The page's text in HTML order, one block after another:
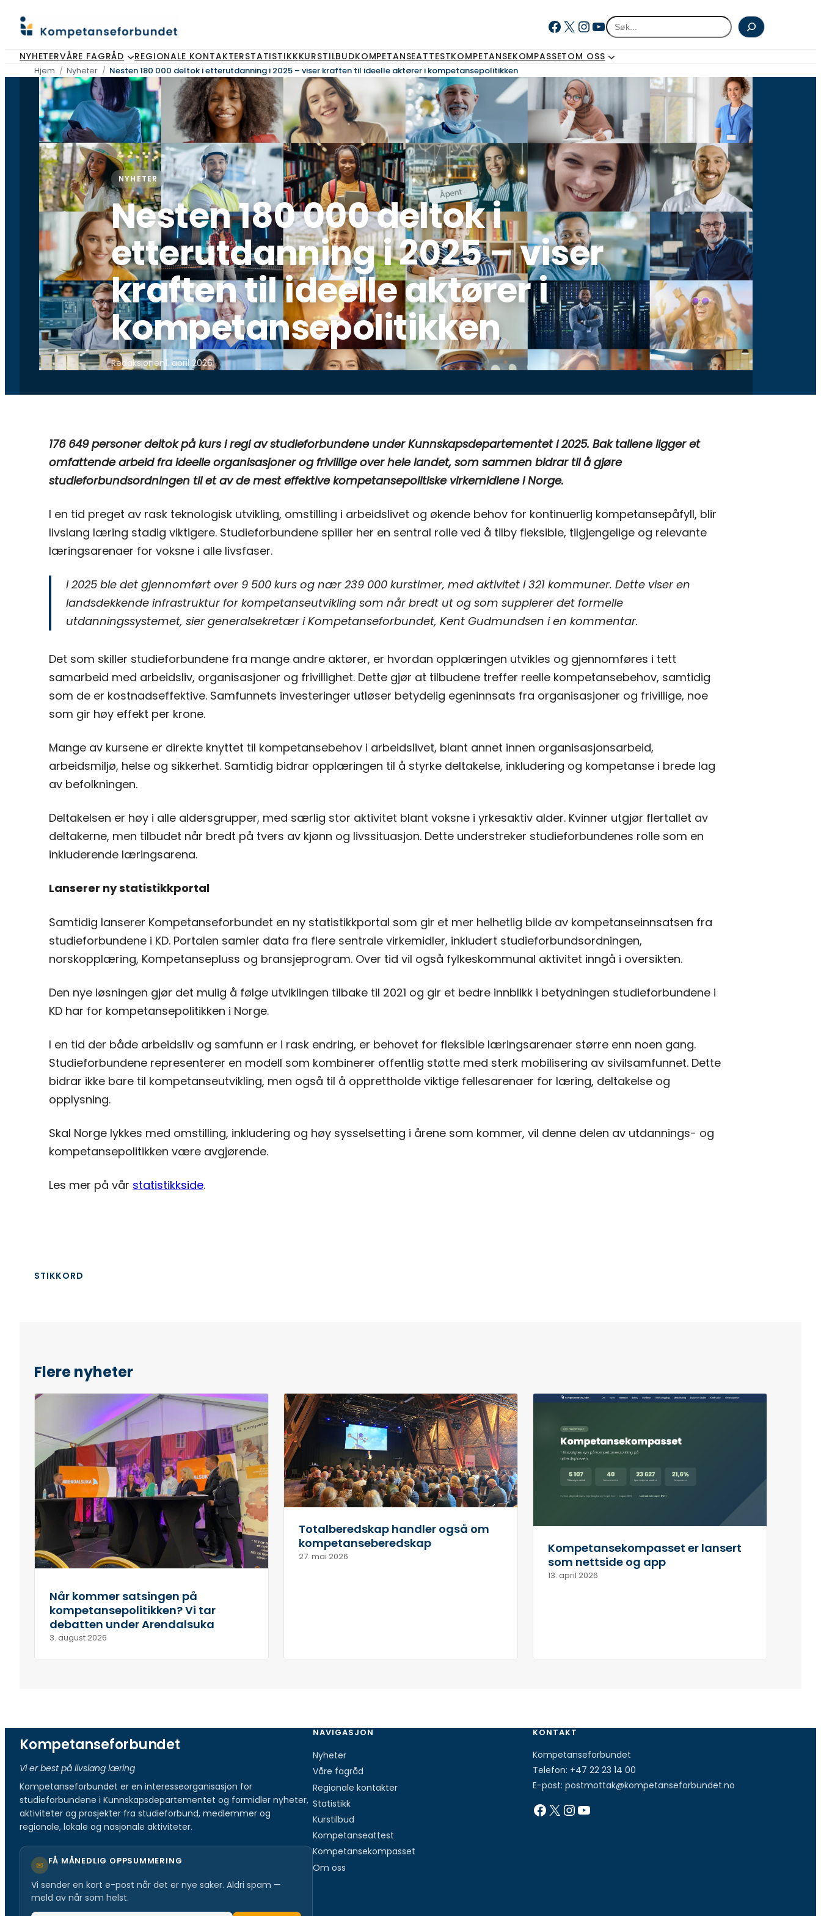
Hopp
innhold
Facebook
X Instagram
YouTube
Søk
NYHETERVÅRE FAGRÅD REGIONALE KONTAKTERSTATISTIKKKURSTILBUDKOMPETANSEATTESTKOMPETANSEKOMPASSETOM OSS
Hjem Nyheter Nesten 180 000 deltok i etterutdanning i 2025 – viser kraften til ideelle aktører i kompetansepolitikken
NYHETER
Nesten 180 000 deltok i
etterutdanning i 2025 – viser
kraften til ideelle aktører i
kompetansepolitikken
Redaksjonen1. april 2026
176 649 personer deltok på kurs i regi av studieforbundene under Kunnskapsdepartementet i 2025. Bak tallene ligger et
omfattende arbeid fra ideelle organisasjoner og frivillige over hele landet, som sammen bidrar til å gjøre
studieforbundsordningen til et av de mest effektive kompetansepolitiske virkemidlene i Norge.
I en tid preget av rask teknologisk utvikling, omstilling i arbeidslivet og økende behov for kontinuerlig kompetansepåfyll, blir
livslang læring stadig viktigere. Studieforbundene spiller her en sentral rolle ved å tilby fleksible, tilgjengelige og relevante
læringsarenaer for voksne i alle livsfaser.
I 2025 ble det gjennomført over 9 500 kurs og nær 239 000 kurstimer, med aktivitet i 321 kommuner. Dette viser en
landsdekkende infrastruktur for kompetanseutvikling som når bredt ut og som supplerer det formelle
utdanningssystemet, sier generalsekretær i Kompetanseforbundet, Kent Gudmundsen i en kommentar.
Det som skiller studieforbundene fra mange andre aktører, er hvordan opplæringen utvikles og gjennomføres i tett
samarbeid med arbeidsliv, organisasjoner og frivillighet. Dette gjør at tilbudene treffer reelle kompetansebehov, samtidig
som de er kostnadseffektive. Samfunnets investeringer utløser betydelig egeninnsats fra organisasjoner og frivillige, noe
som gir høy effekt per krone.
Mange av kursene er direkte knyttet til kompetansebehov i arbeidslivet, blant annet innen organisasjonsarbeid,
arbeidsmiljø, helse og sikkerhet. Samtidig bidrar opplæringen til å styrke deltakelse, inkludering og kompetanse i brede lag
av befolkningen.
Deltakelsen er høy i alle aldersgrupper, med særlig stor aktivitet blant voksne i yrkesaktiv alder. Kvinner utgjør flertallet av
deltakerne, men tilbudet når bredt på tvers av kjønn og livssituasjon. Dette understreker studieforbundenes rolle som en
inkluderende læringsarena.
Lanserer ny statistikkportal
Samtidig lanserer Kompetanseforbundet en ny statistikkportal som gir et mer helhetlig bilde av kompetanseinnsatsen fra
studieforbundene i KD. Portalen samler data fra flere sentrale virkemidler, inkludert studieforbundsordningen,
norskopplæring, Kompetansepluss og bransjeprogram. Over tid vil også fylkeskommunal aktivitet inngå i oversikten.
Den nye løsningen gjør det mulig å følge utviklingen tilbake til 2021 og gir et bedre innblikk i betydningen studieforbundene i
KD har for kompetansepolitikken i Norge.
I en tid der både arbeidsliv og samfunn er i rask endring, er behovet for fleksible læringsarenaer større enn noen gang.
Studieforbundene representerer en modell som kombinerer offentlig støtte med sterk mobilisering av sivilsamfunnet. Dette
bidrar ikke bare til kompetanseutvikling, men også til å opprettholde viktige fellesarenaer for læring, deltakelse og
opplysning.
Skal Norge lykkes med omstilling, inkludering og høy sysselsetting i årene som kommer, vil denne delen av utdannings- og
kompetansepolitikken være avgjørende.
Les mer på vår statistikkside.
STIKKORD
Flere nyheter
Når kommer satsingen på
kompetansepolitikken? Vi tar
debatten under Arendalsuka
3. august 2026
Totalberedskap handler også om
kompetanseberedskap
27. mai 2026
Kompetansekompasset er lansert
som nettside og app
13. april 2026
Kompetanseforbundet
Vi er best på livslang læring
Kompetanseforbundet er en interesseorganisasjon for
studieforbundene i Kunnskapsdepartementet og formidler nyheter,
aktiviteter og prosjekter fra studieforbund, medlemmer og
regionale, lokale og nasjonale aktiviteter.
✉ FÅ MÅNEDLIG OPPSUMMERING
Vi sender en kort e-post når det er nye saker. Aldri spam —
meld av når som helst.
NAVIGASJON
Nyheter
Våre fagråd
Regionale kontakter
Statistikk
Kurstilbud
Kompetanseattest
Kompetansekompasset
Om oss
KONTAKT
Kompetanseforbundet
Telefon: +47 22 23 14 00
E-post: postmottak@kompetanseforbundet.no
Facebook X InstagramYouTube